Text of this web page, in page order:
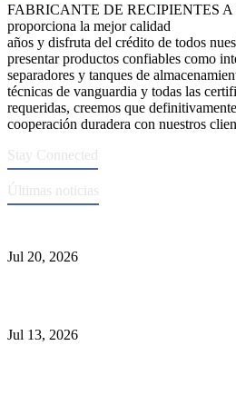
FABRICANTE DE RECIPIENTES
proporciona la mejor calidad
años y disfruta del crédito de todos
presentar productos confiables como
separadores y tanques de
técnicas de vanguardia y todas las
requeridas, creemos que
cooperación duradera con nuestros
Stay Connected
Últimas noticias
Jul 20, 2026
Jul 13, 2026